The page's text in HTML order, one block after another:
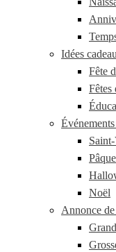
Idées
Fête
Fêtes
Noël
Annonce de